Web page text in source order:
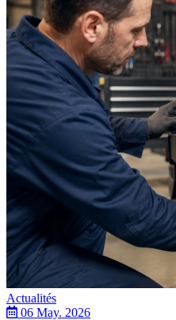
Actualités
06 May. 2026